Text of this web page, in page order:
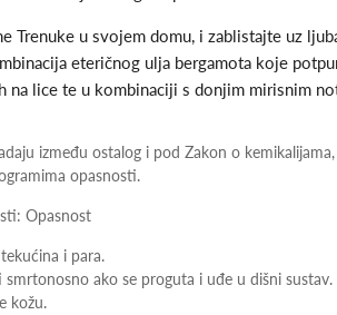
Trenuke u svojem domu, i zablistajte uz
eteričnog ulja bergamota koje
na lice te u kombinaciji s donjim mirisnim
između ostalog i pod Zakon o
opasnosti.
Opasnost
i para.
ako se proguta i uđe u dišni sustav.
kožu.